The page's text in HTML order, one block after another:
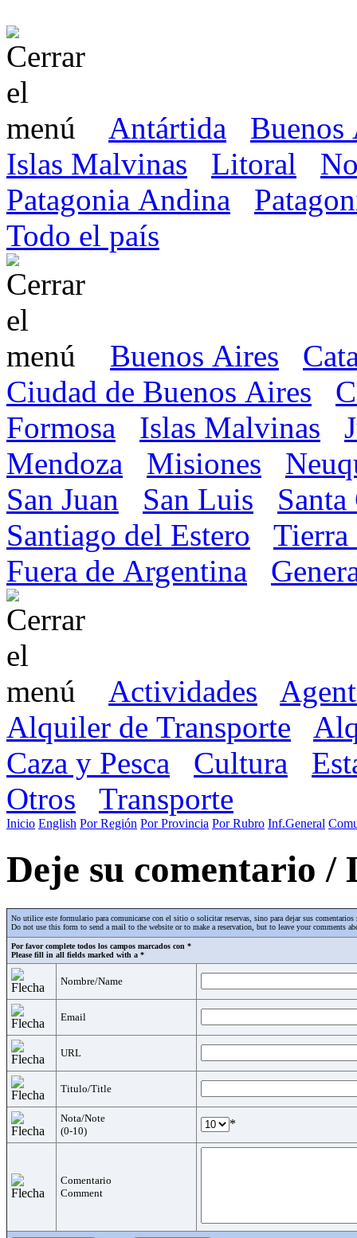
Antártida
Buenos
Islas Malvinas
Litoral
Patagonia Andina
Todo el país
Buenos Aires
Ciudad de Buenos Aires
Formosa
Islas Malvinas
Mendoza
Misiones
San Juan
San Luis
Santiago del Estero
Tierra
Fuera de Argentina
Actividades
Alquiler de Transporte
Caza y Pesca
Cultura
Otros
Transporte
Inicio English Por Región Por Provincia Por Rubro Inf.General
Deje su comentario /
No utilice este formulario para comunicarse con el sitio o solicitar reservas, sino para dejar sus
Do not use this form to send a mail to the website or to make a reservation, but to leave your comments
Por favor complete todos los campos marcados con *
Please fill in all fields marked with a *
Nombre/Name
Email
URL
Titulo/Title
Nota/Note
(0-10)
*
Comentario
Comment